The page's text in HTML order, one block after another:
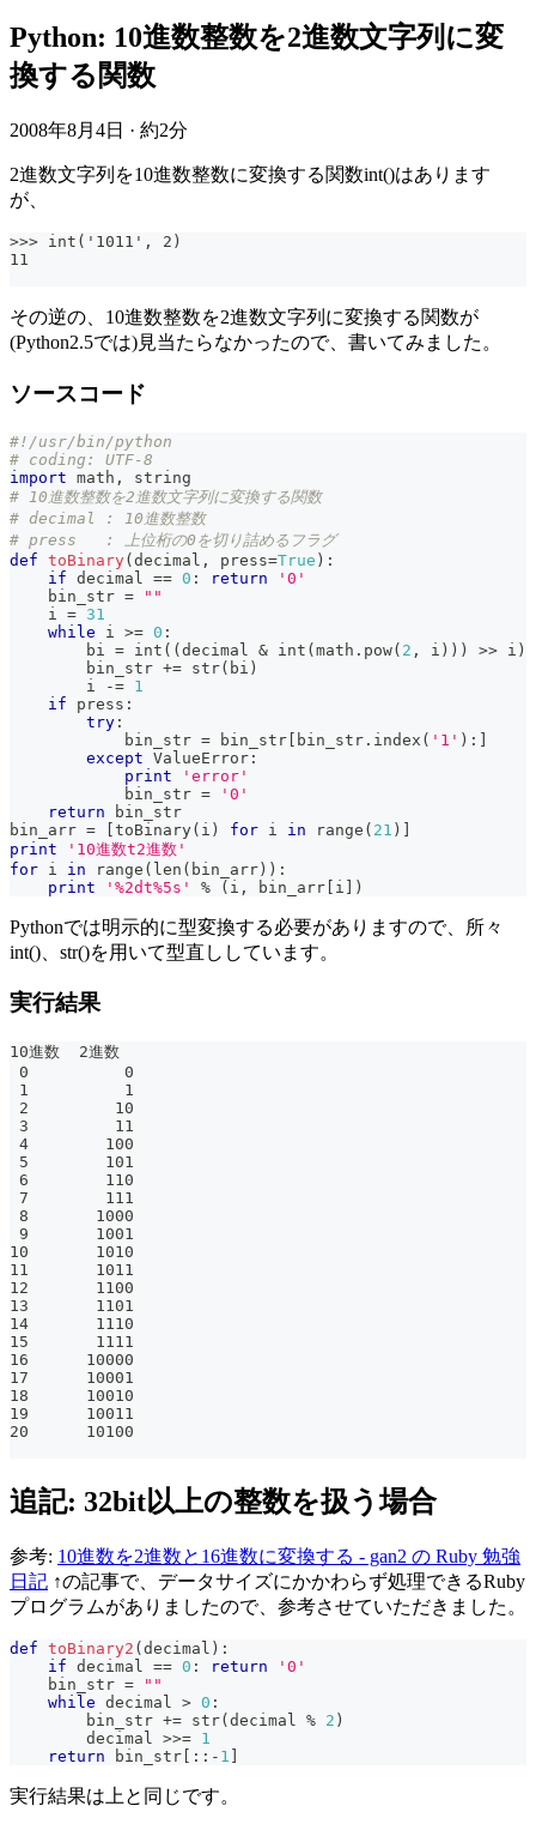
Python: 10進数整数を2進数文字列に変
換する関数
2008年8月4日 · 約2分
2進数文字列を10進数整数に変換する関数int()はあります
が、
>>> int('1011', 2)
11
その逆の、10進数整数を2進数文字列に変換する関数が
(Python2.5では)見当たらなかったので、書いてみました。
ソースコード
#!/usr/bin/python
# coding: UTF-8
import math ,
string
# 10進数整数を2進数文字列に変換する関数
# decimal : 10進数整数
# press   : 上位桁の0を切り詰めるフラグ
def toBinary(decimal , press=True ) :
if decimal == 0 : return
'0'
    bin_str
=
""
    i
= 31
while i >= 0 :
        bi
= int ( (decimal & int (math . pow( 2 , i ) ) ) >> i )
        bin_str
+= str( bi )
        i
-= 1
if press :
try :
            bin_str
= bin_str [ bin_str . index ( '1' ) : ]
except ValueError :
print
'error'
            bin_str
=
'0'
return bin_str
bin_arr = [toBinary( i ) for i in range ( 21 ) ]
print
'10進数t2進数'
for i in range ( len ( bin_arr) ) :
print
'%2dt%5s' % ( i , bin_arr [ i ] )
Pythonでは明示的に型変換する必要がありますので、所々
int()、str()を用いて型直ししています。
実行結果
10進数  2進数
0          0
1          1
2         10
3         11
4        100
5        101
6        110
7        111
8       1000
9       1001
10       1010
11       1011
12       1100
13       1101
14       1110
15       1111
16      10000
17      10001
18      10010
19      10011
20      10100
追記: 32bit以上の整数を扱う場合
参考: 10進数を2進数と16進数に変換する - gan2 の Ruby 勉強
日記 ↑の記事で、データサイズにかかわらず処理できるRuby
プログラムがありましたので、参考させていただきました。
def toBinary2 ( decimal ) :
if decimal == 0 : return
'0'
    bin_str
=
""
while decimal > 0 :
        bin_str
+= str( decimal % 2 )
        decimal
>>= 1
return bin_str : : - 1
実行結果は上と同じです。